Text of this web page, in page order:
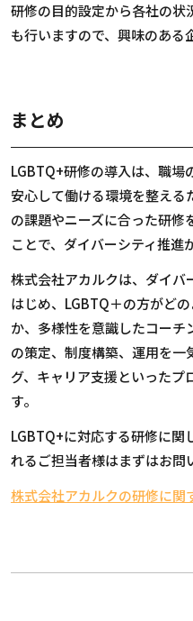
研修の目的設定から各社の
も行いますので、興味のある
まとめ
LGBTQ+研修の導入は、職場
安心して働ける環境を整える
の課題やニーズに合った研修
ことで、ダイバーシティ推進
株式会社アカルクは、ダイバ
はじめ、LGBTQ＋の方がど
か、多様性を意識したコー
の策定、制度構築、運用を一
グ、キャリア支援といったプ
す。
LGBTQ+に対応する研修に関
れるご担当者様はまずはお問
株式会社アカルクの研修に関